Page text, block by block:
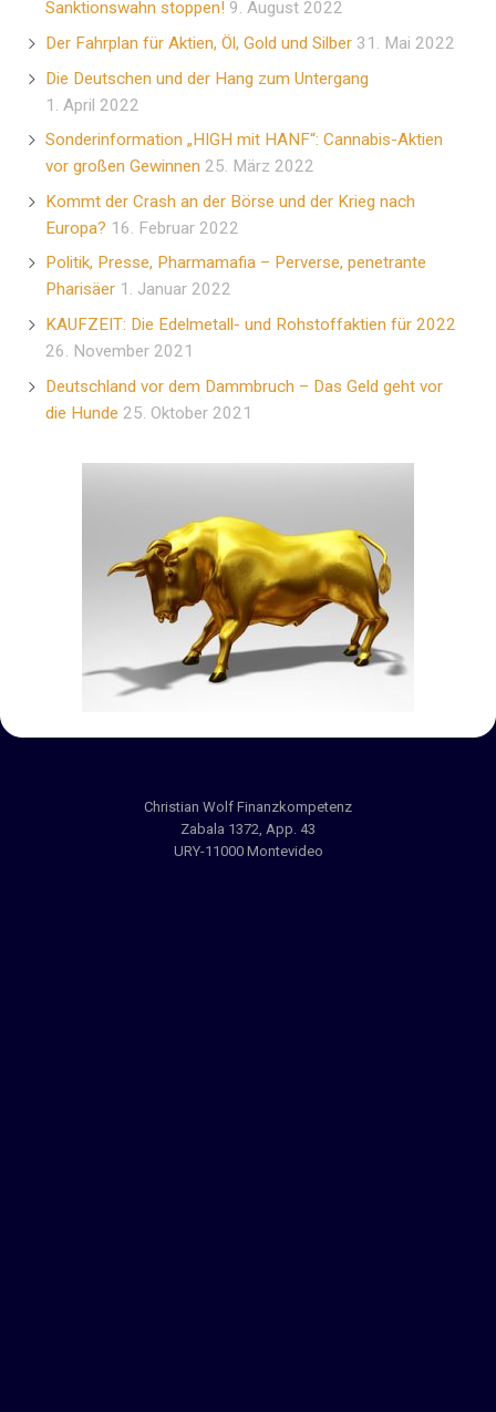
Sanktionswahn stoppen! 9. August 2022
Der Fahrplan für Aktien, Öl, Gold und Silber 31. Mai 2022
Die Deutschen und der Hang zum Untergang
1. April 2022
Sonderinformation „HIGH mit HANF“: Cannabis-Aktien
vor großen Gewinnen 25. März 2022
Kommt der Crash an der Börse und der Krieg nach
Europa? 16. Februar 2022
Politik, Presse, Pharmamafia – Perverse, penetrante
Pharisäer 1. Januar 2022
KAUFZEIT: Die Edelmetall- und Rohstoffaktien für 2022
26. November 2021
Deutschland vor dem Dammbruch – Das Geld geht vor
die Hunde 25. Oktober 2021
Christian Wolf Finanzkompetenz
Zabala 1372, App. 43
URY-11000 Montevideo